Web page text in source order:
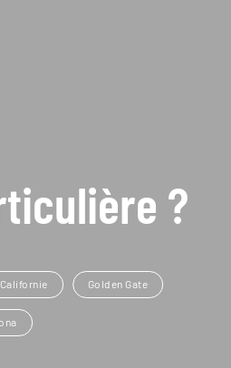
?
Californie Golden Gate